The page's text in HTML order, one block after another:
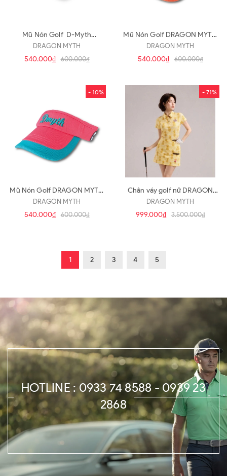
Mũ Nón Golf D-Myth
45005172 (N75)
DRAGON MYTH
540.000₫ 600.000₫
Mũ Nón Golf DRAGON MYTH
40006152 (N72)
DRAGON MYTH
540.000₫ 600.000₫
- 10%
Mũ Nón Golf DRAGON MYTH
40006152 (N71)
DRAGON MYTH
540.000₫ 600.000₫
- 71%
Chân váy golf nữ DRAGON
MYTH 15028172 (CV18)
DRAGON MYTH
999.000₫ 3.500.000₫
1 2 3 4 5
HOTLINE : 0933 74 8588 - 0939 23
2868